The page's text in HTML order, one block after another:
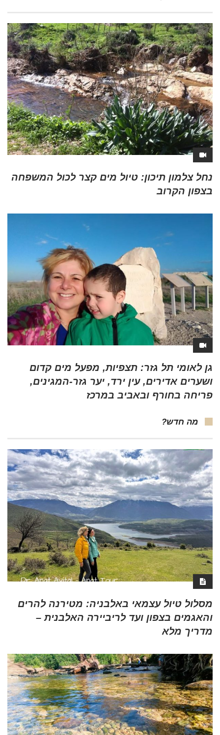
נחל צלמון תיכון: טיול מים קצר לכול המשפחה
בצפון הקרוב
גן לאומי תל גזר: תצפיות, מפעל מים קדום
ושערים אדירים, עין ירד, יער גזר-המגינים,
פריחה בחורף ובאביב במרכז
מה חדש?
מסלול טיול עצמאי באלבניה: מטירנה להרים
והאגמים בצפון ועד לריביירה האלבנית –
מדריך מלא